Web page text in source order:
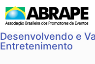
Desenvolvendo e
Entretenimento